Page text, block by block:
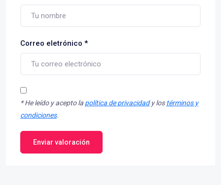
Correo eletrónico *
*He leído y acepto la política de privacidady lostérminos y
condiciones.
Enviar valoración